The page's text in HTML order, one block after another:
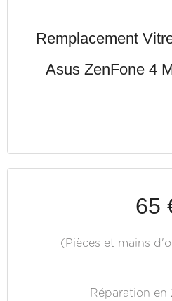
Remplacement
Asus ZenFone 4
65
(Pièces et mains
Réparation en